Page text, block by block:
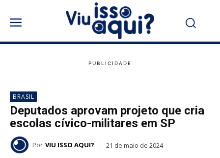
BRASIL
Deputados aprovam projeto que cria
escolas cívico-militares em SP
Por VIU ISSO AQUI? 21 de maio de 2024